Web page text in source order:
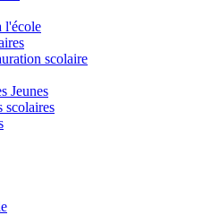
l'école
scolaire
Jeunes
scolaires